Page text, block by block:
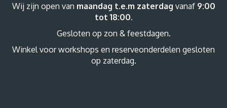
Wij zijn open van maandag t.e.m zaterdag vanaf 9:00
tot 18:00.
Gesloten op zon & feestdagen.
Winkel voor workshops en reserveonderdelen gesloten
op zaterdag.